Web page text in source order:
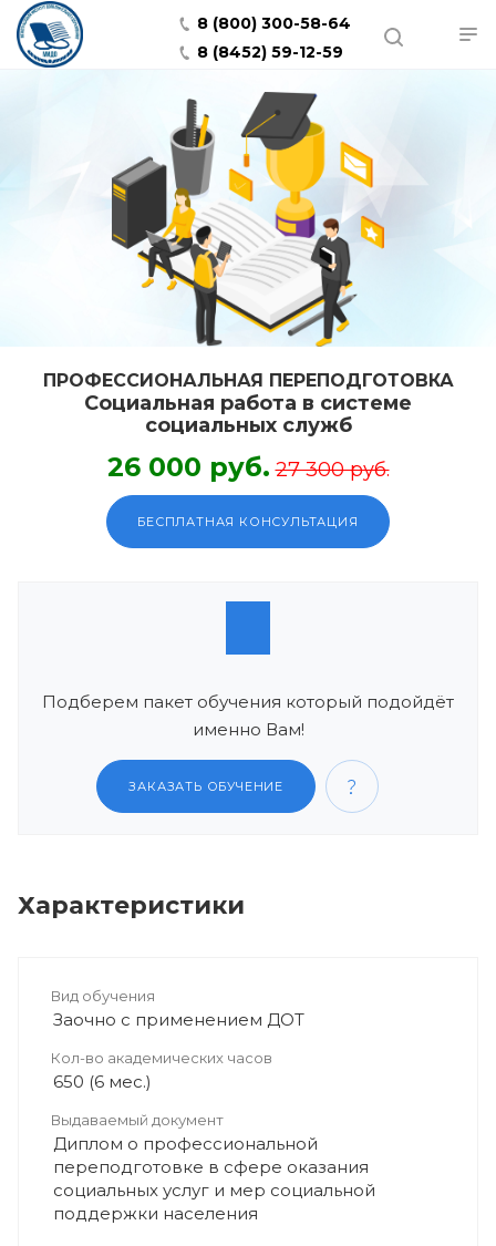
8 (800) 300-58-64
8 (8452) 59-12-59
ПРОФЕССИОНАЛЬНАЯ ПЕРЕПОДГОТОВКА
Социальная работа в системе
социальных служб
26 000 руб. 27 300 руб.
БЕСПЛАТНАЯ КОНСУЛЬТАЦИЯ
Подберем пакет обучения который подойдёт
именно Вам!
ЗАКАЗАТЬ ОБУЧЕНИЕ
Характеристики
Вид обучения
Заочно с применением ДОТ
Кол-во академических часов
650 (6 мес.)
Выдаваемый документ
Диплом о профессиональной
переподготовке в сфере оказания
социальных услуг и мер социальной
поддержки населения